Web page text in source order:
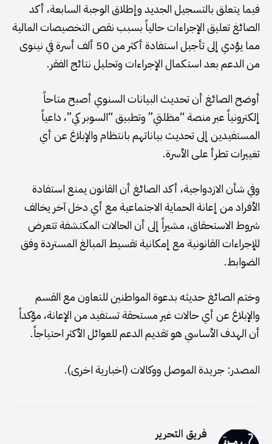
فيما يتعلق بالتسجيل الجديد وإطلاق الوجبة السابعة، أكد
الصائغ تعليق الإجراءات حالياً بسبب نقص التخصيصات المالية
مما يؤدي إلى تأجيل استفادة أكثر من 50 ألف أسرة في نينوى
من الدعم بعد استكمال الإجراءات وتحليل نتائج الفقر.
أوضح الصائغ أن تحديث البيانات السنوي أصبح متاحاً
إلكترونياً عبر منصة “مظلتي” وتطبيق “السوبر كي”، داعياً
المستفيدين إلى تحديث بياناتهم بانتظام والإبلاغ عن أي
تغييرات تطرأ على الأسرة.
وفي شأن الازدواجية، أكد الصائغ أن القانون يمنع استفادة
الأفراد من إعانة الحماية الاجتماعية مع أي دخل آخر يخالف
شروط الاستحقاق، مشيراً إلى أن الحالات المكتشفة تتعرض
للإجراءات القانونية مع إمكانية تقسيط المبالغ المستردة وفق
الضوابط.
وختم الصائغ حديثه بدعوة المواطنين للتعاون مع القسم
والإبلاغ عن أي حالات غير مستحقة تستفيد من الإعانة، مؤكداً
أن الهدف الأساسي هو تقديم الدعم للعوائل الأكثر احتياجاً.
المصدر: جريدة الموصل ووكالات (اخبارية اخرى).
فريق التحرير